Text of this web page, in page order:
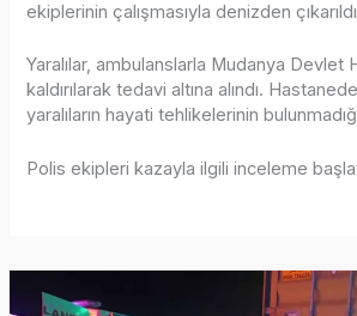
ekiplerinin çalışmasıyla denizden
Yaralılar, ambulanslarla Mudanya Devlet
kaldırılarak tedavi altına alındı.
yaralıların hayati tehlikelerinin
Polis ekipleri kazayla ilgili inceleme